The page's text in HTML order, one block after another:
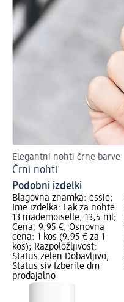
Elegantni nohti črne barve
Črni nohti
Podobni izdelki
Blagovna znamka: essie;
Ime izdelka: Lak za nohte
13 mademoiselle, 13,5 ml;
Cena: 9,95 €; Osnovna
cena: 1 kos (9,95 € za 1
kos); Razpoložljivost:
Status zelen Dobavljivo,
Status siv Izberite dm
prodajalno